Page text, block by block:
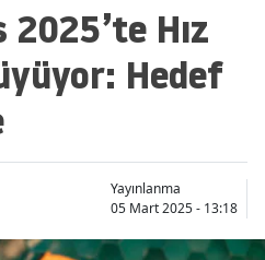
Hız
Hedef
Yayınlanma
05 Mart 2025 - 13:18